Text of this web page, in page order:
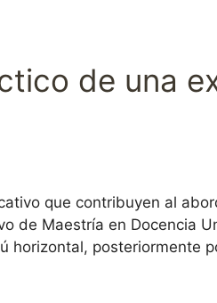
de una
que contribuyen al
de Maestría en Docencia
horizontal, posteriormente